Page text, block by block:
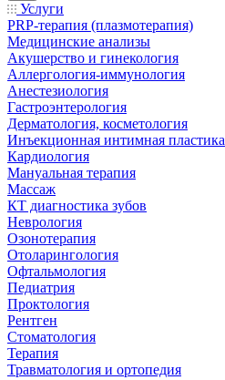
Услуги
PRP-терапия (плазмотерапия)
Медицинские анализы
Акушерство и гинекология
Аллергология-иммунология
Анестезиология
Гастроэнтерология
Дерматология, косметология
Инъекционная интимная пластика
Кардиология
Мануальная терапия
Массаж
КТ диагностика зубов
Неврология
Озонотерапия
Отоларингология
Офтальмология
Педиатрия
Проктология
Рентген
Стоматология
Терапия
Травматология и ортопедия